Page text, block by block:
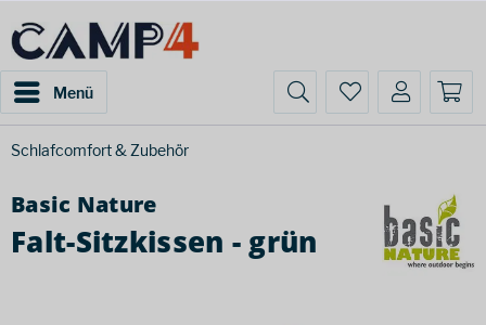
Menü
Schlafcomfort & Zubehör
Basic Nature
Falt-Sitzkissen - grün